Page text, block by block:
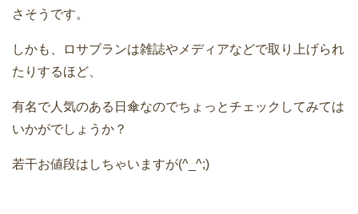
さそうです。
しかも、ロサブランは雑誌やメディアなどで取り上げられ
たりするほど、
有名で人気のある日傘なのでちょっとチェックしてみては
いかがでしょうか？
若干お値段はしちゃいますが(^_^;)